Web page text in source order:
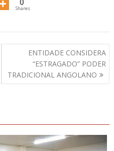
0
Shares
ENTIDADE CONSIDERA
“ESTRAGADO” PODER
TRADICIONAL ANGOLANO